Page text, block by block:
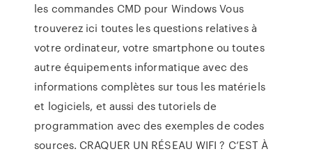
les commandes CMD pour Windows Vous
trouverez ici toutes les questions relatives à
votre ordinateur, votre smartphone ou toutes
autre équipements informatique avec des
informations complètes sur tous les matériels
et logiciels, et aussi des tutoriels de
programmation avec des exemples de codes
sources. CRAQUER UN RÉSEAU WIFI ? C’EST À